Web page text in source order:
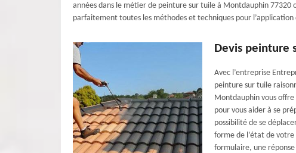
années dans le métier de peinture sur tuile à Montdauphin
parfaitement toutes les méthodes et techniques pour
Devis peinture
Avec l’entreprise
peinture sur tuile
Montdauphin vous
pour vous aider à se
possibilité de se
forme de l’état de
formulaire, une